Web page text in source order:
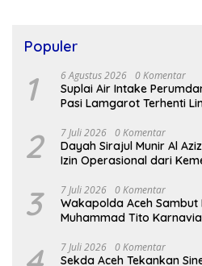
Populer
1 6 Agustus 2026 0 Komentar
Suplai Air Intake
Pasi Lamgarot Terhenti
2 7 Juli 2026 0 Komentar
Dayah Sirajul Munir Al
Izin Operasional dari
3 7 Juli 2026 0 Komentar
Wakapolda Aceh
Muhammad Tito
7 Juli 2026 0 Komentar
Sekda Aceh Tekankan